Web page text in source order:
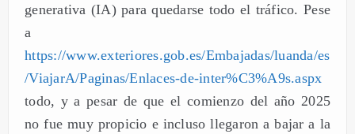
generativa (IA) para quedarse todo el tráfico. Pese
a
https://www.exteriores.gob.es/Embajadas/luanda/es
/ViajarA/Paginas/Enlaces-de-inter%C3%A9s.aspx
todo, y a pesar de que el comienzo del año 2025
no fue muy propicio e incluso llegaron a bajar a la